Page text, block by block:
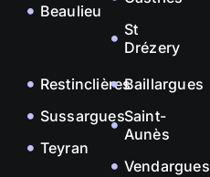
Beaulieu
St
Drézery
Restinclières
Sussargues
Teyran
Baillargues
Saint-
Aunès
Vendargues